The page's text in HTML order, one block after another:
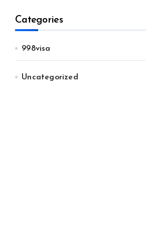
Categories
998visa
Uncategorized